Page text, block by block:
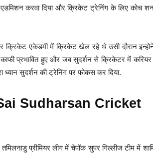
करवा दिया और क्रिकेट ट्रेनिंग के लिए कोच
एकेडमी में क्रिकेट खेल रहे थे उसी दौरान
प्रभावित हुए और जब सुदर्शन से क्रिकेटर में करियर
ध्यान सुदर्शन की ट्रेनिंग पर फोकस कर दिया.
Sudharsan Cricket
प्रीमियर लीग में चेपॉक सुपर गिल्लीज टीम में